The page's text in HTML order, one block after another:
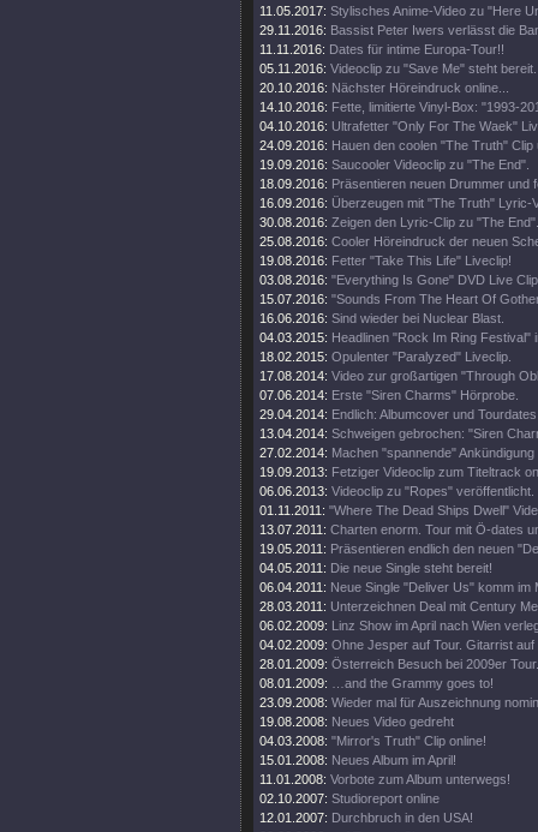
11.05.2017: Stylisches Anime-Video zu "Here
29.11.2016: Bassist Peter Iwers verlässt die
11.11.2016: Dates für intime Europa-Tour!!
05.11.2016: Videoclip zu "Save Me" steht bereit.
20.10.2016: Nächster Höreindruck online...
14.10.2016: Fette, limitierte Vinyl-Box: "1993-
04.10.2016: Ultrafetter "Only For The Waek"
24.09.2016: Hauen den coolen "The Truth" Clip
19.09.2016: Saucooler Videoclip zu "The End".
18.09.2016: Präsentieren neuen Drummer und
16.09.2016: Überzeugen mit "The Truth" Lyric-
30.08.2016: Zeigen den Lyric-Clip zu "The End".
25.08.2016: Cooler Höreindruck der neuen
19.08.2016: Fetter "Take This Life" Liveclip!
03.08.2016: "Everything Is Gone" DVD Live
15.07.2016: "Sounds From The Heart Of
16.06.2016: Sind wieder bei Nuclear Blast.
04.03.2015: Headlinen "Rock Im Ring Festival"
18.02.2015: Opulenter "Paralyzed" Liveclip.
17.08.2014: Video zur großartigen "Through
07.06.2014: Erste "Siren Charms" Hörprobe.
29.04.2014: Endlich: Albumcover und
13.04.2014: Schweigen gebrochen: "Siren
27.02.2014: Machen "spannende"
19.09.2013: Fetziger Videoclip zum Titeltrack
06.06.2013: Videoclip zu "Ropes" veröffentlicht.
01.11.2011: "Where The Dead Ships Dwell"
13.07.2011: Charten enorm. Tour mit Ö-dates
19.05.2011: Präsentieren endlich den neuen
04.05.2011: Die neue Single steht bereit!
06.04.2011: Neue Single "Deliver Us" komm im
28.03.2011: Unterzeichnen Deal mit Century
06.02.2009: Linz Show im April nach Wien
04.02.2009: Ohne Jesper auf Tour. Gitarrist auf
28.01.2009: Österreich Besuch bei 2009er Tour.
08.01.2009:
…and the Grammy goes to!
23.09.2008: Wieder mal für Auszeichnung
19.08.2008: Neues Video gedreht
04.03.2008: "Mirror's Truth" Clip online!
15.01.2008: Neues Album im April!
11.01.2008: Vorbote zum Album unterwegs!
02.10.2007: Studioreport online
12.01.2007: Durchbruch in den USA!